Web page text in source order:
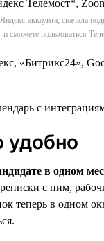
аккаунта, сначала
сможете пользоваться
«Битрикс24»,
удобно
в одном
с ним,
теперь в одном